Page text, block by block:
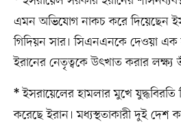
এমন অভিযোগ নাকচ করে দিয়েছেন
গিদিয়ন সার। সিএনএনকে দেওয়া এক
ইরানের নেতৃত্বকে উৎখাত করার লক্ষ্য
*ইসরায়েলের হামলার মুখে
করেছে ইরান। মধ্যস্থতাকারী দুই দেশ